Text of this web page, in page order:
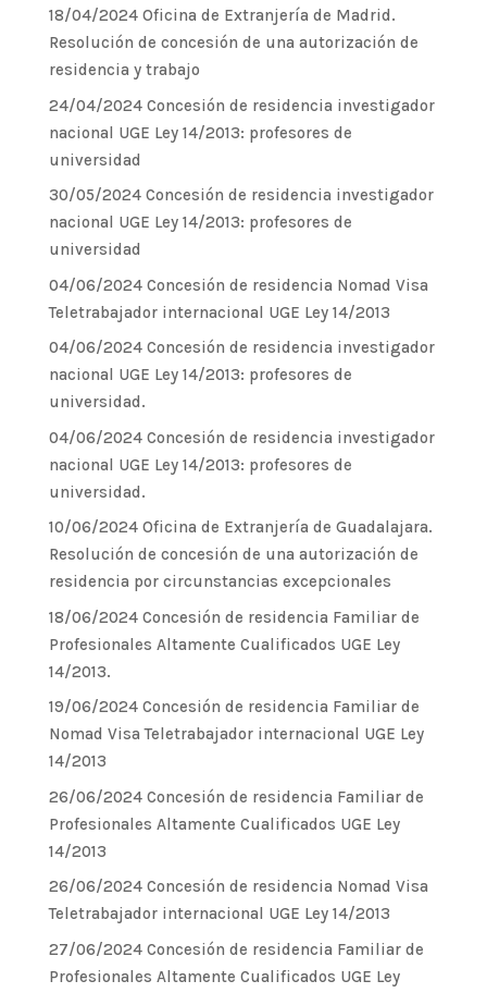
18/04/2024 Oficina de Extranjería de Madrid.
Resolución de concesión de una autorización de
residencia y trabajo
24/04/2024 Concesión de residencia investigador
nacional UGE Ley 14/2013: profesores de
universidad
30/05/2024 Concesión de residencia investigador
nacional UGE Ley 14/2013: profesores de
universidad
04/06/2024 Concesión de residencia Nomad Visa
Teletrabajador internacional UGE Ley 14/2013
04/06/2024 Concesión de residencia investigador
nacional UGE Ley 14/2013: profesores de
universidad.
04/06/2024 Concesión de residencia investigador
nacional UGE Ley 14/2013: profesores de
universidad.
10/06/2024 Oficina de Extranjería de Guadalajara.
Resolución de concesión de una autorización de
residencia por circunstancias excepcionales
18/06/2024 Concesión de residencia Familiar de
Profesionales Altamente Cualificados UGE Ley
14/2013.
19/06/2024 Concesión de residencia Familiar de
Nomad Visa Teletrabajador internacional UGE Ley
14/2013
26/06/2024 Concesión de residencia Familiar de
Profesionales Altamente Cualificados UGE Ley
14/2013
26/06/2024 Concesión de residencia Nomad Visa
Teletrabajador internacional UGE Ley 14/2013
27/06/2024 Concesión de residencia Familiar de
Profesionales Altamente Cualificados UGE Ley